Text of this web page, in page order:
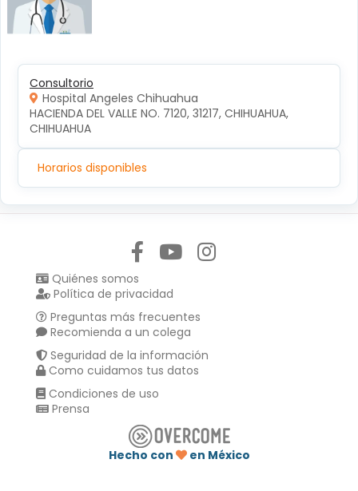
Consultorio
Hospital Angeles Chihuahua
HACIENDA DEL VALLE NO. 7120, 31217, CHIHUAHUA,
CHIHUAHUA
Horarios disponibles
Quiénes somos
Política de privacidad
Preguntas más frecuentes
Recomienda a un colega
Seguridad de la información
Como cuidamos tus datos
Condiciones de uso
Prensa
Hecho con
en México